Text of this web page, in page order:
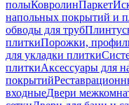
полыКовролинПаркет
напольных покрытий и
обводы для труб
плиткиПорожки,
для укладки плитки
плиткиАксессуары для
покрытий
входныеДвери